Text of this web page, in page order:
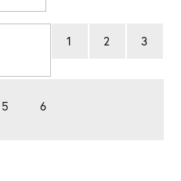
1 2 3
5 6